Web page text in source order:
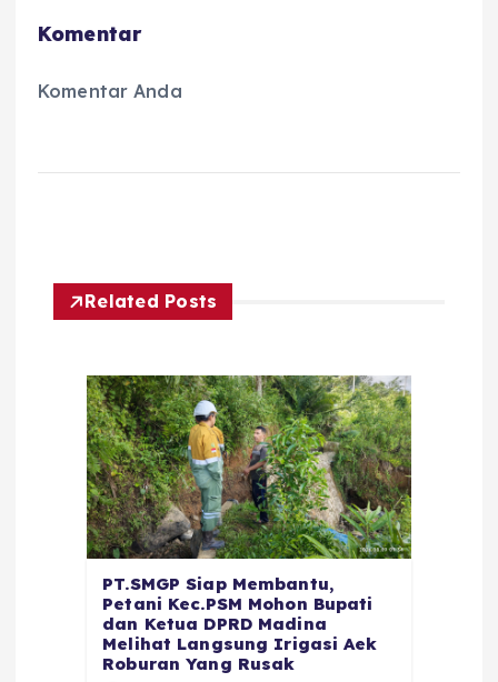
Komentar
Komentar Anda
Related Posts
PT.SMGP Siap Membantu,
Petani Kec.PSM Mohon Bupati
dan Ketua DPRD Madina
Melihat Langsung Irigasi Aek
Roburan Yang Rusak